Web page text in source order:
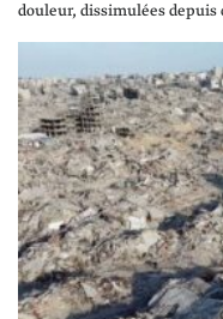
douleur, dissimulées depuis